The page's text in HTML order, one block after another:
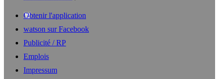
Obtenir l'application
watson sur Facebook
Publicité / RP
Emplois
Impressum